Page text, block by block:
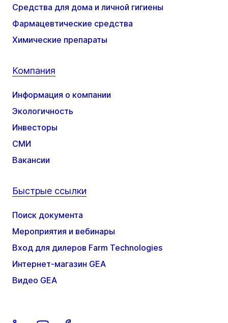
Средства для дома и личной гигиены
Фармацевтические средства
Химические препараты
Компания
Информация о компании
Экологичность
Инвесторы
СМИ
Вакансии
Быстрые ссылки
Поиск документа
Мероприятия и вебинары
Вход для дилеров Farm Technologies
Интернет-магазин GEA
Видео GEA